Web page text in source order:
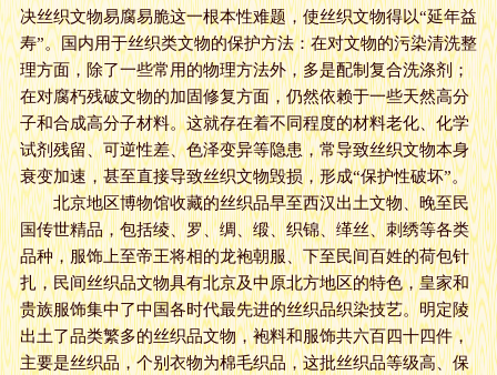
决丝织文物易腐易脆这一根本性难题，使丝织文物得以“延年益
寿”。国内用于丝织类文物的保护方法：在对文物的污染清洗整
理方面，除了一些常用的物理方法外，多是配制复合洗涤剂；
在对腐朽残破文物的加固修复方面，仍然依赖于一些天然高分
子和合成高分子材料。这就存在着不同程度的材料老化、化学
试剂残留、可逆性差、色泽变异等隐患，常导致丝织文物本身
衰变加速，甚至直接导致丝织文物毁损，形成“保护性破坏”。
北京地区博物馆收藏的丝织品早至西汉出土文物、晚至民
国传世精品，包括绫、罗、绸、缎、织锦、缂丝、刺绣等各类
品种，服饰上至帝王将相的龙袍朝服、下至民间百姓的荷包针
扎，民间丝织品文物具有北京及中原北方地区的特色，皇家和
贵族服饰集中了中国各时代最先进的丝织品织染技艺。明定陵
出土了品类繁多的丝织品文物，袍料和服饰共六百四十四件，
主要是丝织品，个别衣物为棉毛织品，这批丝织品等级高、保